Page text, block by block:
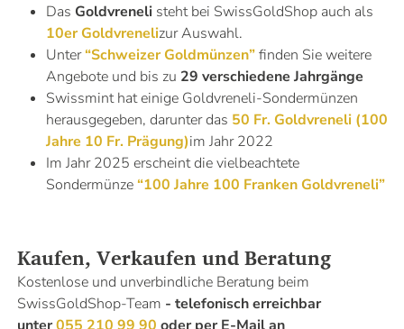
Das Goldvrenelisteht bei SwissGoldShop auch als
10er Goldvrenelizur Auswahl.
Unter“Schweizer Goldmünzen”finden Sie weitere
Angebote und bis zu 29 verschiedene Jahrgänge
Swissmint hat einige Goldvreneli-Sondermünzen
herausgegeben, darunter das 50 Fr. Goldvreneli (100
Jahre 10 Fr. Prägung)im Jahr 2022
Im Jahr 2025 erscheint die vielbeachtete
Sondermünze“100 Jahre 100 Franken Goldvreneli”
Kaufen, Verkaufen und Beratung
Kostenlose und unverbindliche Beratung beim
SwissGoldShop-Team - telefonisch erreichbar